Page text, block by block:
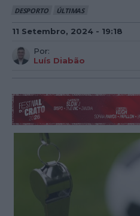
DESPORTO ÚLTIMAS
11 Setembro, 2024 - 19:18
Por:
Luís Diabão